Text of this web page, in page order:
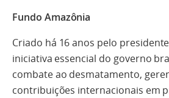
Fundo Amazônia
Criado há 16 anos pelo
iniciativa essencial do governo
combate ao desmatamento,
contribuições internacionais em